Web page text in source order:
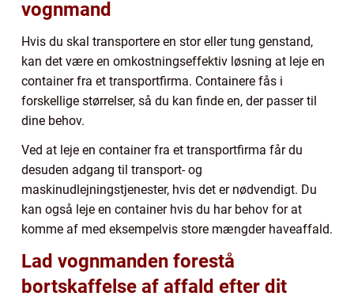
vognmand
Hvis du skal transportere en stor eller tung genstand,
kan det være en omkostningseffektiv løsning at leje en
container fra et transportfirma. Containere fås i
forskellige størrelser, så du kan finde en, der passer til
dine behov.
Ved at leje en container fra et transportfirma får du
desuden adgang til transport- og
maskinudlejningstjenester, hvis det er nødvendigt. Du
kan også leje en container hvis du har behov for at
komme af med eksempelvis store mængder haveaffald.
Lad vognmanden forestå
bortskaffelse af affald efter dit